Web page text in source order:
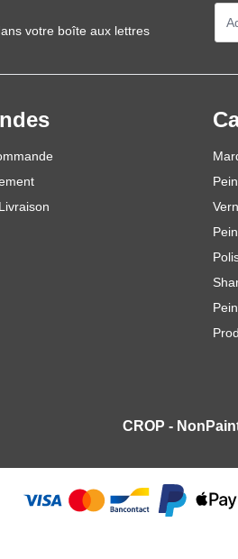
votre boîte aux lettres
CROP -